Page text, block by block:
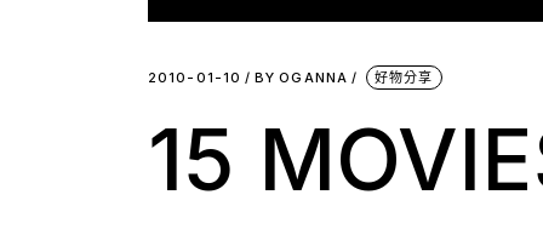
2010-01-10 BY OGANNA 好物分享
15